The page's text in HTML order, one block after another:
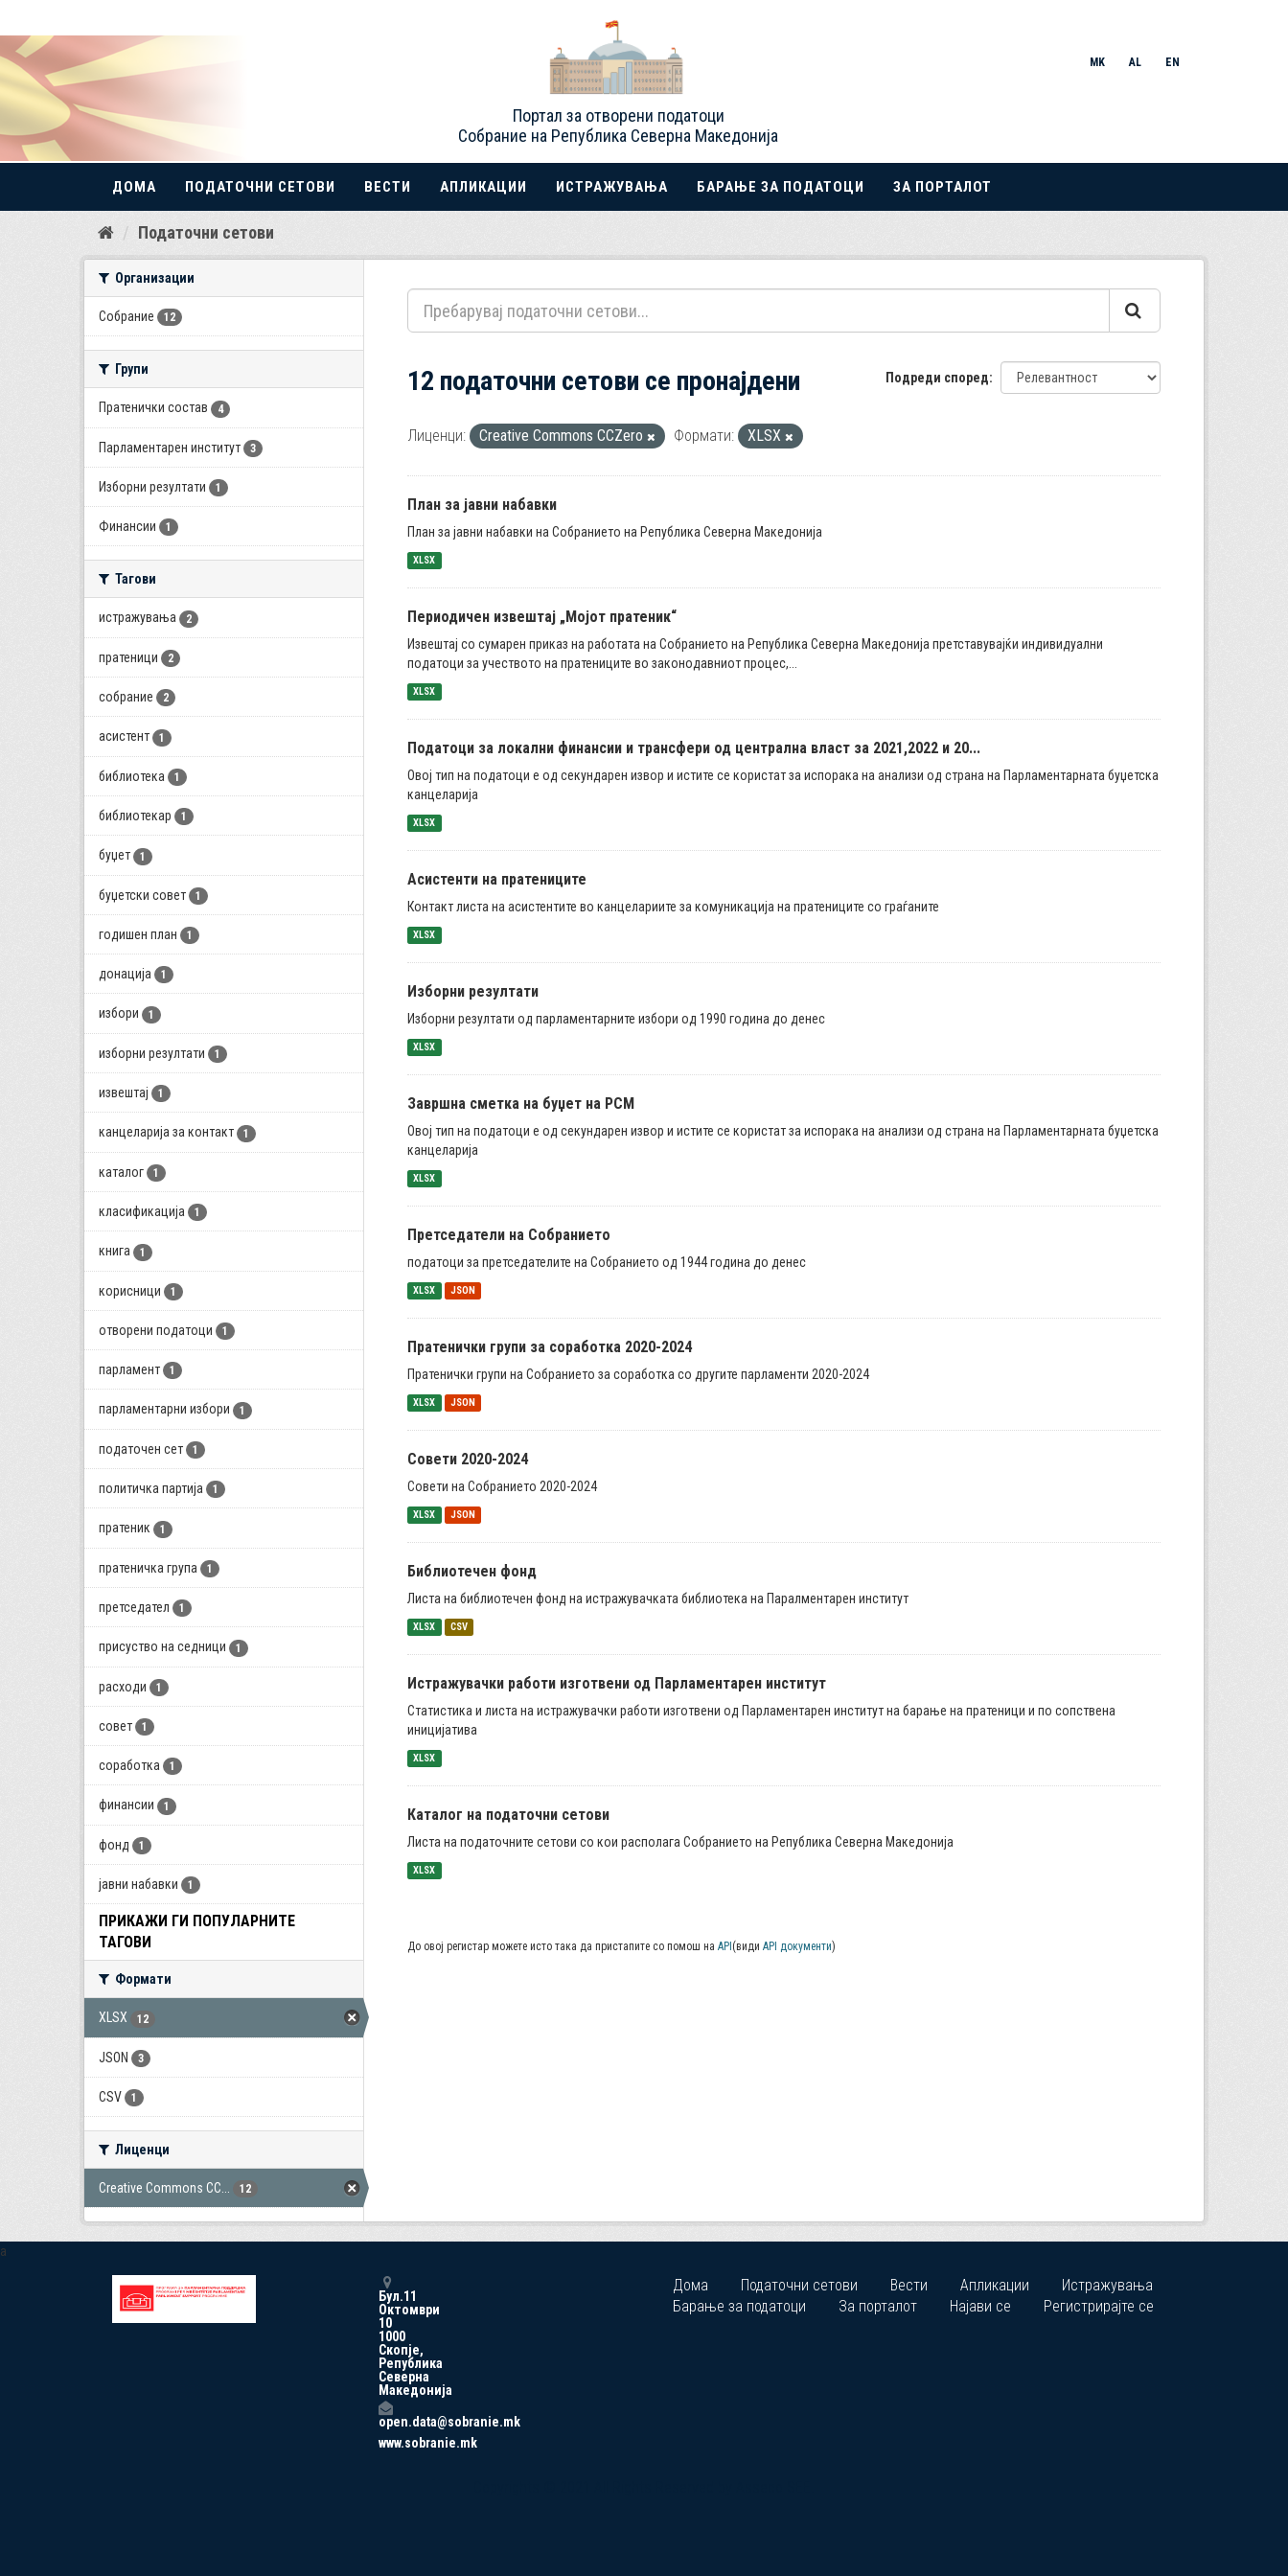
Прескокнете
Портал за отворени податоци
Собрание на Република Северна Македонија
MK AL EN
ДОМА ПОДАТОЧНИ СЕТОВИ ВЕСТИ АПЛИКАЦИИ ИСТРАЖУВАЊА БАРАЊЕ ЗА ПОДАТОЦИ ЗА ПОРТАЛОТ
Податочни сетови
Организации
Собрание 12
Групи
Пратенички состав 4
Парламентарен институт 3
Изборни резултати 1
Финансии 1
Тагови
истражувања 2
пратеници 2
собрание 2
асистент 1
библиотека 1
библиотекар 1
буџет 1
буџетски совет 1
годишен план 1
донација 1
избори 1
изборни резултати 1
извештај 1
канцеларија за контакт 1
каталог 1
класификација 1
книга 1
корисници 1
отворени податоци 1
парламент 1
парламентарни избори 1
податочен сет 1
политичка партија 1
пратеник 1
пратеничка група 1
претседател 1
присуство на седници 1
расходи 1
совет 1
соработка 1
финансии 1
фонд 1
јавни набавки 1
ПРИКАЖИ ГИ ПОПУЛАРНИТЕ
ТАГОВИ
Формати
XLSX 12
JSON 3
CSV 1
Лиценци
Creative Commons CC... 12
Подреди според
12 податочни сетови се пронајдени
Лиценци: Creative Commons CCZero Формати: XLSX
План за јавни набавки
План за јавни набавки на Собранието на Република Северна Македонија
XLSX
Периодичен извештај „Мојот пратеник“
Извештај со сумарен приказ на работата на Собранието на Република Северна Македонија претставувајќи индивидуални
податоци за учеството на пратениците во законодавниот процес,...
XLSX
Податоци за локални финансии и трансфери од централна власт за 2021,2022 и 20...
Овој тип на податоци е од секундарен извор и истите се користат за испорака на анализи од страна на Парламентарната буџетска
канцеларија
XLSX
Асистенти на пратениците
Контакт листа на асистентите во канцелариите за комуникација на пратениците со граѓаните
XLSX
Изборни резултати
Изборни резултати од парламентарните избори од 1990 година до денес
XLSX
Завршна сметка на буџет на РСМ
Овој тип на податоци е од секундарен извор и истите се користат за испорака на анализи од страна на Парламентарната буџетска
канцеларија
XLSX
Претседатели на Собранието
податоци за претседателите на Собранието од 1944 година до денес
XLSX JSON
Пратенички групи за соработка 2020-2024
Пратенички групи на Собранието за соработка со другите парламенти 2020-2024
XLSX JSON
Совети 2020-2024
Совети на Собранието 2020-2024
XLSX JSON
Библиотечен фонд
Листа на библиотечен фонд на истражувачката библиотека на Паралментарен институт
XLSX CSV
Истражувачки работи изготвени од Парламентарен институт
Статистика и листа на истражувачки работи изготвени од Парламентарен институт на барање на пратеници и по сопствена
иницијатива
XLSX
Каталог на податочни сетови
Листа на податочните сетови со кои располага Собранието на Република Северна Македонија
XLSX
До овој регистар можете исто така да пристапите со помош на API (види API документи)
a
Бул.11
Октомври
10
1000
Скопје,
Република
Северна
Македонија
open.data@sobranie.mk
www.sobranie.mk
Дома Податочни сетови Вести Апликации
Истражувања
Барање за податоци
За порталот Најави се Регистрирајте се